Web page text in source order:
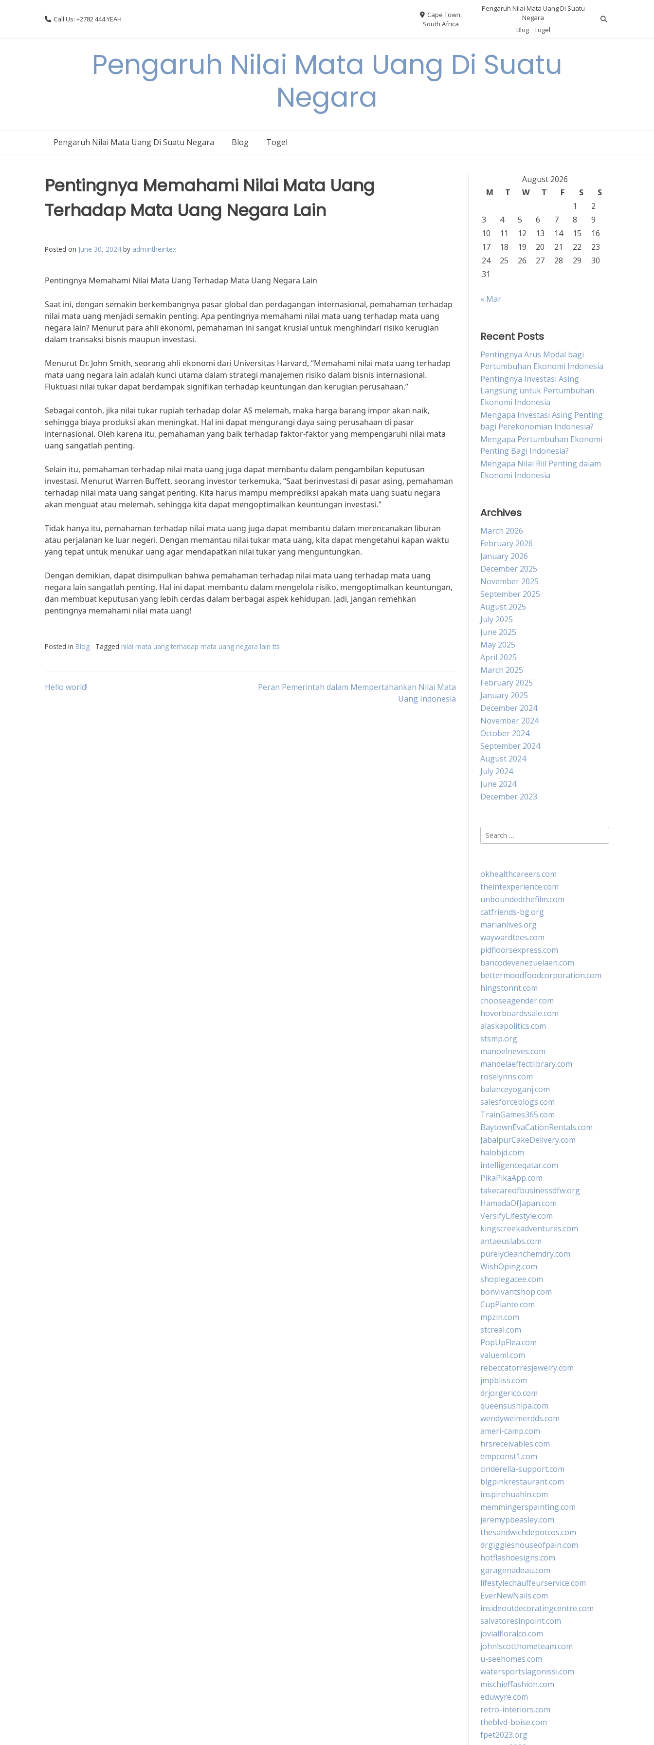
Call Us: +2782 444 YEAH
Cape Town,
South Africa
Pengaruh Nilai Mata Uang Di Suatu
Negara
Blog
Togel
Pengaruh Nilai Mata Uang Di Suatu
Negara
Pengaruh Nilai Mata Uang Di Suatu Negara Blog Togel
Pentingnya Memahami Nilai Mata Uang
Terhadap Mata Uang Negara Lain
Posted on June 30, 2024 by admintheintex
Pentingnya Memahami Nilai Mata Uang Terhadap Mata Uang Negara Lain
Saat ini, dengan semakin berkembangnya pasar global dan perdagangan internasional, pemahaman terhadap
nilai mata uang menjadi semakin penting. Apa pentingnya memahami nilai mata uang terhadap mata uang
negara lain? Menurut para ahli ekonomi, pemahaman ini sangat krusial untuk menghindari risiko kerugian
dalam transaksi bisnis maupun investasi.
Menurut Dr. John Smith, seorang ahli ekonomi dari Universitas Harvard, “Memahami nilai mata uang terhadap
mata uang negara lain adalah kunci utama dalam strategi manajemen risiko dalam bisnis internasional.
Fluktuasi nilai tukar dapat berdampak signifikan terhadap keuntungan dan kerugian perusahaan.”
Sebagai contoh, jika nilai tukar rupiah terhadap dolar AS melemah, maka harga barang impor akan naik,
sehingga biaya produksi akan meningkat. Hal ini dapat mengurangi daya saing perusahaan di pasar
internasional. Oleh karena itu, pemahaman yang baik terhadap faktor-faktor yang mempengaruhi nilai mata
uang sangatlah penting.
Selain itu, pemahaman terhadap nilai mata uang juga dapat membantu dalam pengambilan keputusan
investasi. Menurut Warren Buffett, seorang investor terkemuka, “Saat berinvestasi di pasar asing, pemahaman
terhadap nilai mata uang sangat penting. Kita harus mampu memprediksi apakah mata uang suatu negara
akan menguat atau melemah, sehingga kita dapat mengoptimalkan keuntungan investasi.”
Tidak hanya itu, pemahaman terhadap nilai mata uang juga dapat membantu dalam merencanakan liburan
atau perjalanan ke luar negeri. Dengan memantau nilai tukar mata uang, kita dapat mengetahui kapan waktu
yang tepat untuk menukar uang agar mendapatkan nilai tukar yang menguntungkan.
Dengan demikian, dapat disimpulkan bahwa pemahaman terhadap nilai mata uang terhadap mata uang
negara lain sangatlah penting. Hal ini dapat membantu dalam mengelola risiko, mengoptimalkan keuntungan,
dan membuat keputusan yang lebih cerdas dalam berbagai aspek kehidupan. Jadi, jangan remehkan
pentingnya memahami nilai mata uang!
Posted in Blog Tagged nilai mata uang terhadap mata uang negara lain tts
Post
Hello world!
Peran Pemerintah dalam Mempertahankan Nilai Mata
Uang Indonesia
August 2026
M
T W T F S
S
1
2
3
4 5 6 7 8
9
10
11 12 13 14 15
16
17
18 19 20 21 22
23
24
25 26 27 28 29
30
31
« Mar
Recent Posts
Pentingnya Arus Modal bagi
Pertumbuhan Ekonomi Indonesia
Pentingnya Investasi Asing
Langsung untuk Pertumbuhan
Ekonomi Indonesia
Mengapa Investasi Asing Penting
bagi Perekonomian Indonesia?
Mengapa Pertumbuhan Ekonomi
Penting Bagi Indonesia?
Mengapa Nilai Riil Penting dalam
Ekonomi Indonesia
Archives
March 2026
February 2026
January 2026
December 2025
November 2025
September 2025
August 2025
July 2025
June 2025
May 2025
April 2025
March 2025
February 2025
January 2025
December 2024
November 2024
October 2024
September 2024
August 2024
July 2024
June 2024
December 2023
Search
for:
okhealthcareers.com
theintexperience.com
unboundedthefilm.com
catfriends-bg.org
marianlives.org
waywardtees.com
pidfloorsexpress.com
bancodevenezuelaen.com
bettermoodfoodcorporation.com
hingstonnt.com
chooseagender.com
hoverboardssale.com
alaskapolitics.com
stsmp.org
manoelneves.com
mandelaeffectlibrary.com
roselynns.com
balanceyoganj.com
salesforceblogs.com
TrainGames365.com
BaytownEvaCationRentals.com
JabalpurCakeDelivery.com
halobjd.com
intelligenceqatar.com
PikaPikaApp.com
takecareofbusinessdfw.org
HamadaOfJapan.com
VersifyLifestyle.com
kingscreekadventures.com
antaeuslabs.com
purelycleanchemdry.com
WishOping.com
shoplegacee.com
bonvivantshop.com
CupPlante.com
mpzin.com
stcreal.com
PopUpFlea.com
valueml.com
rebeccatorresjewelry.com
jmpbliss.com
drjorgerico.com
queensushipa.com
wendyweimerdds.com
ameri-camp.com
hrsreceivables.com
empconst1.com
cinderella-support.com
bigpinkrestaurant.com
inspirehuahin.com
memmingerspainting.com
jeremypbeasley.com
thesandwichdepotcos.com
drgiggleshouseofpain.com
hotflashdesigns.com
garagenadeau.com
lifestylechauffeurservice.com
EverNewNails.com
insideoutdecoratingcentre.com
salvatoresinpoint.com
jovialfloralco.com
johnlscotthometeam.com
u-seehomes.com
watersportslagonissi.com
mischieffashion.com
eduwyre.com
retro-interiors.com
theblvd-boise.com
fpet2023.org